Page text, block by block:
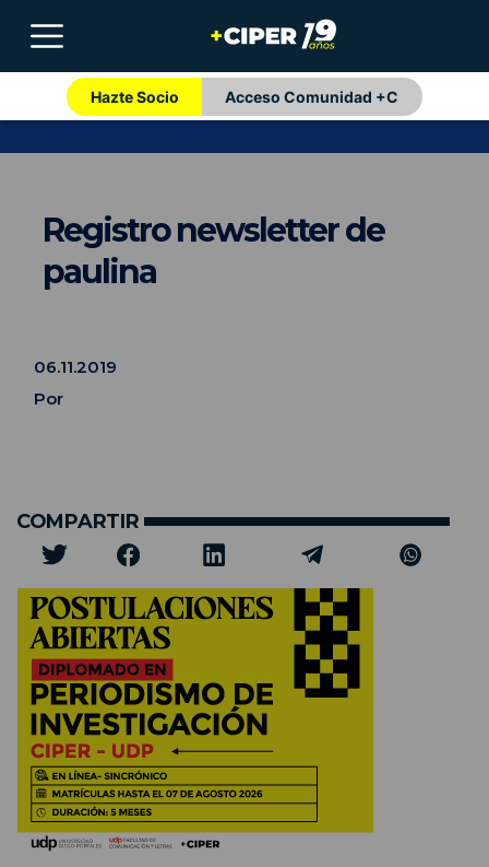
Hazte Socio Acceso Comunidad +C
Registro newsletter de
paulina
06.11.2019
Por
COMPARTIR